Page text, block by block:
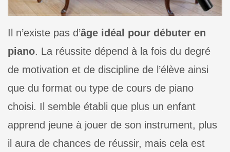
Il n’existe pas d’âge idéal pour débuter en
piano. La réussite dépend à la fois du degré
de motivation et de discipline de l’élève ainsi
que du format ou type de cours de piano
choisi. Il semble établi que plus un enfant
apprend jeune à jouer de son instrument, plus
il aura de chances de réussir, mais cela est